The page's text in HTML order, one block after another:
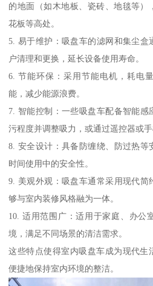
的地面（如木地板、瓷砖、地毯等）
花板等高处。
5. 易于维护：吸盘车的滤网和集尘盒
户清理和更换，延长设备使用寿命。
6. 节能环保：采用节能电机，耗电
能，减少能源浪费。
7. 智能控制：一些吸盘车配备智能
污程度并调整吸力，或通过遥控器或手
8. 安全设计：具备防缠绕、防过热等
时间使用中的安全性。
9. 美观外观：吸盘车通常采用现代
够与室内装修风格融为一体。
10. 适用范围广：适用于家庭、办公
境，满足不同场景的清洁需求。
这些特点使得室内吸盘车成为现代生
便捷地保持室内环境的整洁。